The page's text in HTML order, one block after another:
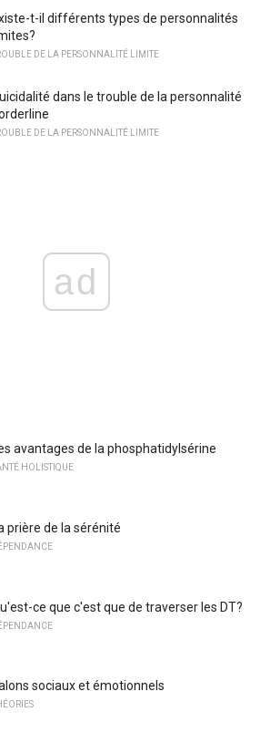
t-il différents types de personnalités
DE LA PERSONNALITÉ LIMITE
dans le trouble de la personnalité
DE LA PERSONNALITÉ LIMITE
ad
avantages de la phosphatidylsérine
HOLISTIQUE
prière de la sérénité
ce que c'est que de traverser les DT?
sociaux et émotionnels